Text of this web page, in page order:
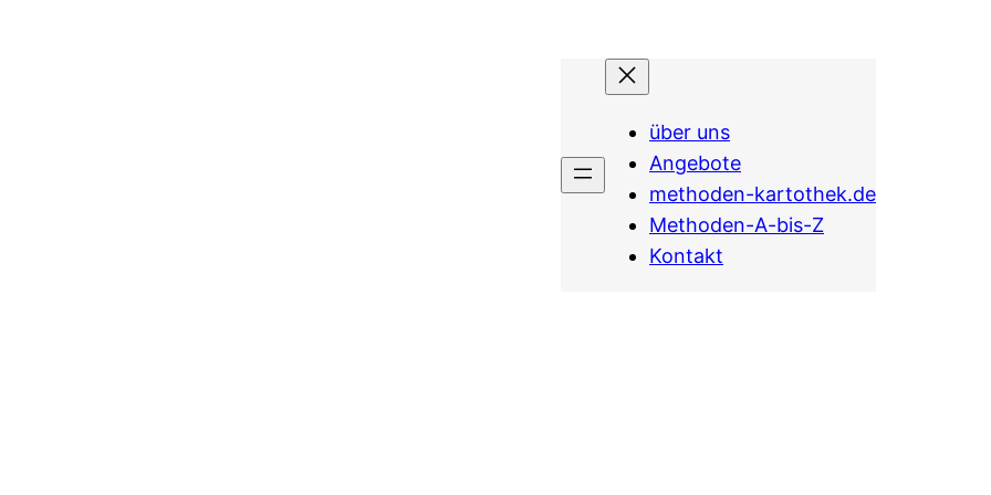
über uns
Angebote
methoden-kartothek.de
Methoden-A-bis-Z
Kontakt